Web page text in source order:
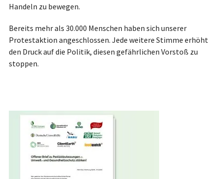
Handeln zu bewegen.
Bereits mehr als 30.000 Menschen haben sich unserer
Protestaktion angeschlossen. Jede weitere Stimme erhöht
den Druck auf die Politik, diesen gefährlichen Vorstoß zu
stoppen.